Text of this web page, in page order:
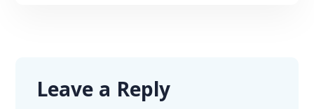
Leave a Reply